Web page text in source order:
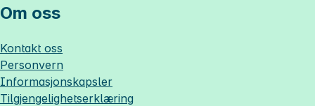
Om oss
Kontakt oss
Personvern
Informasjonskapsler
Tilgjengelighetserklæring